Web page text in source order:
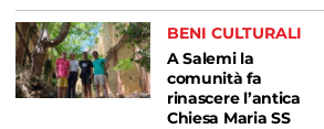
BENI CULTURALI
A Salemi la
comunità fa
rinascere l’antica
Chiesa Maria SS